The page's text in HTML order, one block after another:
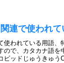
連で使われ
われている用語、
で、カタカナ語を
ビッドじゅうきゅう